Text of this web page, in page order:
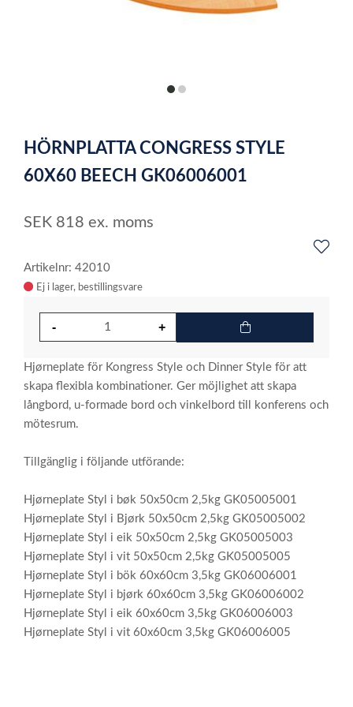
itemitem
of
2
HÖRNPLATTA CONGRESS STYLE
60X60 BEECH GK06006001
SEK 818 ex. moms
Artikelnr: 42010
Ej i lager
Hjørneplate för Kongress Style och Dinner Style för att
skapa flexibla kombinationer. Ger möjlighet att skapa
långbord, u-formade bord och vinkelbord till konferens och
mötesrum.
Tillgänglig i följande utförande:
Hjørneplate Styl i bøk 50x50cm 2,5kg GK05005001
Hjørneplate Styl i Bjørk 50x50cm 2,5kg GK05005002
Hjørneplate Styl i eik 50x50cm 2,5kg GK05005003
Hjørneplate Styl i vit 50x50cm 2,5kg GK05005005
Hjørneplate Styl i bök 60x60cm 3,5kg GK06006001
Hjørneplate Styl i bjørk 60x60cm 3,5kg GK06006002
Hjørneplate Styl i eik 60x60cm 3,5kg GK06006003
Hjørneplate Styl i vit 60x60cm 3,5kg GK06006005